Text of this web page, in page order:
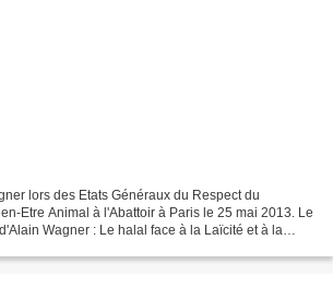
lors des Etats Généraux du Respect du
Etre Animal à l'Abattoir à Paris le 25 mai 2013. Le
Wagner : Le halal face à la Laïcité et à la